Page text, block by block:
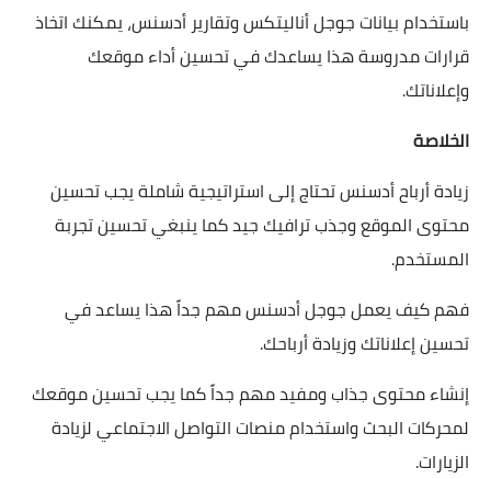
باستخدام بيانات جوجل أناليتكس وتقارير أدسنس، يمكنك اتخاذ
قرارات مدروسة هذا يساعدك في تحسين أداء موقعك
وإعلاناتك.
الخلاصة
زيادة أرباح أدسنس تحتاج إلى استراتيجية شاملة يجب تحسين
محتوى الموقع وجذب ترافيك جيد كما ينبغي تحسين تجربة
المستخدم.
فهم كيف يعمل جوجل أدسنس مهم جداً هذا يساعد في
تحسين إعلاناتك وزيادة أرباحك.
إنشاء محتوى جذاب ومفيد مهم جداً كما يجب تحسين موقعك
لمحركات البحث واستخدام منصات التواصل الاجتماعي لزيادة
الزيارات.